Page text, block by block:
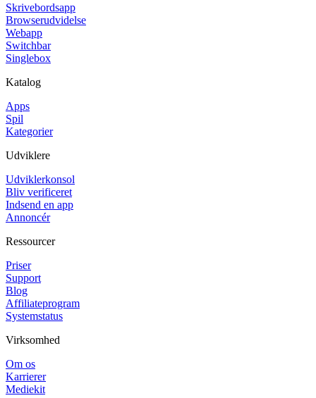
Skrivebordsapp
Browserudvidelse
Webapp
Switchbar
Singlebox
Katalog
Apps
Spil
Kategorier
Udviklere
Udviklerkonsol
Bliv verificeret
Indsend en app
Annoncér
Ressourcer
Priser
Support
Blog
Affiliateprogram
Systemstatus
Virksomhed
Om os
Karrierer
Mediekit